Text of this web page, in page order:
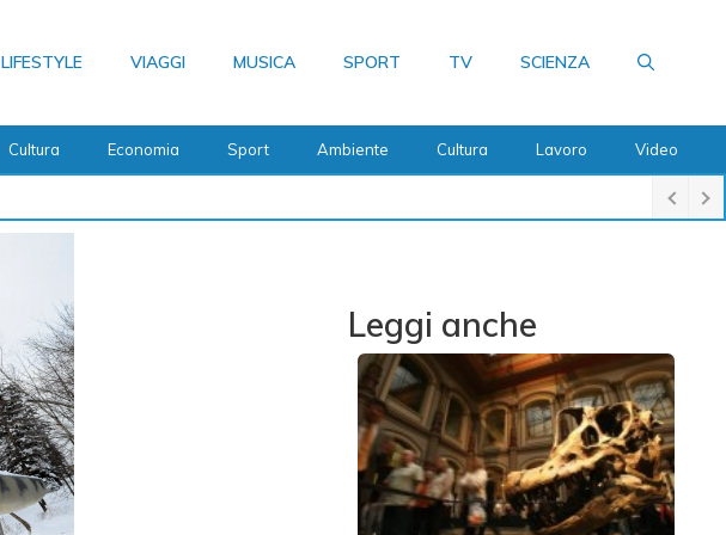
LIFESTYLE VIAGGI MUSICA SPORT TV SCIENZA
Cultura Economia Sport Ambiente Cultura Lavoro Video
Leggi anche